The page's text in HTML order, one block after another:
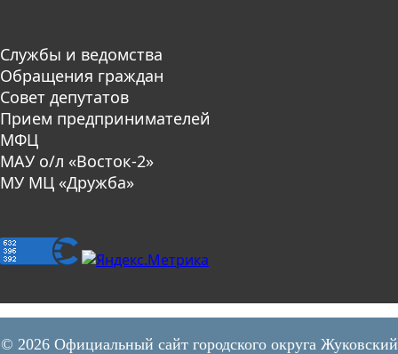
Службы и ведомства
Обращения граждан
Совет депутатов
Прием предпринимателей
МФЦ
МАУ о/л «Восток-2»
МУ МЦ «Дружба»
© 2026 Официальный сайт городского округа Жуковский